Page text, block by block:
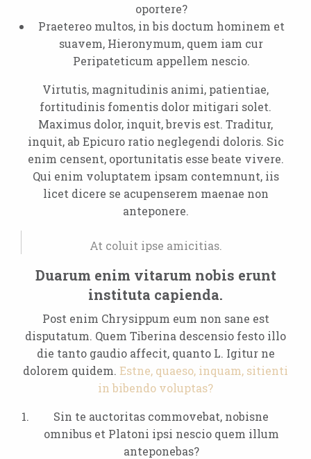
oportere?
Praetereo multos, in bis doctum hominem et
suavem, Hieronymum, quem iam cur
Peripateticum appellem nescio.
Virtutis, magnitudinis animi, patientiae,
fortitudinis fomentis dolor mitigari solet.
Maximus dolor, inquit, brevis est. Traditur,
inquit, ab Epicuro ratio neglegendi doloris. Sic
enim censent, oportunitatis esse beate vivere.
Qui enim voluptatem ipsam contemnunt, iis
licet dicere se acupenserem maenae non
anteponere.
At coluit ipse amicitias.
Duarum enim vitarum nobis erunt
instituta capienda.
Post enim Chrysippum eum non sane est
disputatum. Quem Tiberina descensio festo illo
die tanto gaudio affecit, quanto L. Igitur ne
dolorem quidem. Estne, quaeso, inquam, sitienti
in bibendo voluptas?
Sin te auctoritas commovebat, nobisne
omnibus et Platoni ipsi nescio quem illum
anteponebas?